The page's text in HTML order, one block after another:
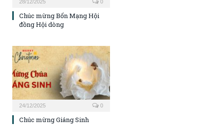
28/12/2025 0
Chúc mừng Bổn Mạng Hội
đồng Hội dòng
24/12/2025 0
Chúc mừng Giáng Sinh